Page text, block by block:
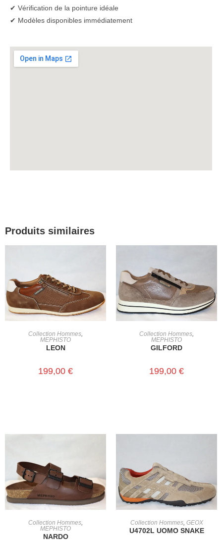
✔ Vérification de la pointure idéale
✔ Modèles disponibles immédiatement
Produits similaires
CHOIX DES OPTIONS
Collection Hommes
MEPHISTO
LEON
199,00 €
CHOIX DES OPTIONS
Collection Hommes
MEPHISTO
GILFORD
199,00 €
CHOIX DES OPTIONS
Collection Hommes
MEPHISTO
NARDO
CHOIX DES OPTIONS
Collection Hommes, GEOX
U4702L UOMO SNAKE